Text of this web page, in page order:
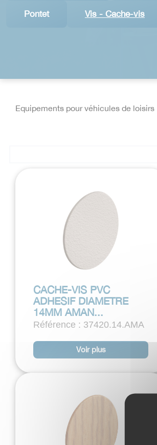
Pontet Vis - Cache-vis
Equipements pour véhicules de loisirs
CACHE-VIS PVC
ADHESIF DIAMETRE
14MM AMAN...
Référence : 37420.14.AMA
Voir plus